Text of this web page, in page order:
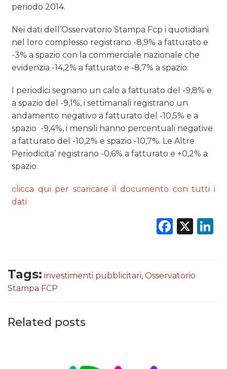
DATI
RICERCHE
NORMATIVE
TREND
CASE HISTORY
periodo 2014.
Nei dati dell’Osservatorio Stampa Fcp i quotidiani
nel loro complesso registrano -8,9% a fatturato e
-3% a spazio con la commerciale nazionale che
evidenzia -14,2% a fatturato e -8,7% a spazio.
I periodici segnano un calo a fatturato del -9,8% e
a spazio del -9,1%, i settimanali registrano un
andamento negativo a fatturato del -10,5% e a
spazio -9,4%, i mensili hanno percentuali negative
a fatturato del -10,2% e spazio -10,7%. Le Altre
Periodicita’ registrano -0,6% a fatturato e +0,2% a
spazio.
clicca qui per scaricare il documento con tutti i
dati
X
Tags: investimenti pubblicitari, Osservatorio
Stampa FCP
Related posts